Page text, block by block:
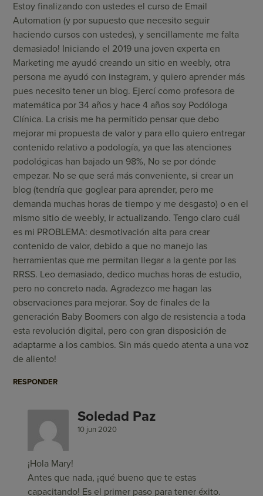
Estoy finalizando con ustedes el curso de Email
Automation (y por supuesto que necesito seguir
haciendo cursos con ustedes), y sencillamente me falta
demasiado! Iniciando el 2019 una joven experta en
Marketing me ayudó creando un sitio en weebly, otra
persona me ayudó con instagram, y quiero aprender más
pues necesito tener un blog. Ejercí como profesora de
matemática por 34 años y hace 4 años soy Podóloga
Clínica. La crisis me ha permitido pensar que debo
mejorar mi propuesta de valor y para ello quiero entregar
contenido relativo a podología, ya que las atenciones
podológicas han bajado un 98%, No se por dónde
empezar. No se que será más conveniente, si crear un
blog (tendría que goglear para aprender, pero me
demanda muchas horas de tiempo y me desgasto) o en el
mismo sitio de weebly, ir actualizando. Tengo claro cuál
es mi PROBLEMA: desmotivación alta para crear
contenido de valor, debido a que no manejo las
herramientas que me permitan llegar a la gente por las
RRSS. Leo demasiado, dedico muchas horas de estudio,
pero no concreto nada. Agradezco me hagan las
observaciones para mejorar. Soy de finales de la
generación Baby Boomers con algo de resistencia a toda
esta revolución digital, pero con gran disposición de
adaptarme a los cambios. Sin más quedo atenta a una voz
de aliento!
RESPONDER
Soledad Paz
10 jun 2020
¡Hola Mary!
Antes que nada, ¡qué bueno que te estas
capacitando! Es el primer paso para tener éxito.